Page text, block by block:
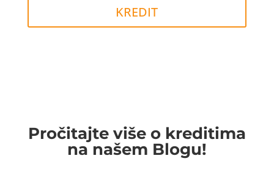
KREDIT
Pročitajte više o kreditima
na našem Blogu!